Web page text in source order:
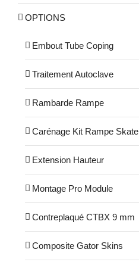
OPTIONS
Embout Tube Coping
Traitement Autoclave
Rambarde Rampe
Carénage Kit Rampe Skate
Extension Hauteur
Montage Pro Module
Contreplaqué CTBX 9 mm
Composite Gator Skins